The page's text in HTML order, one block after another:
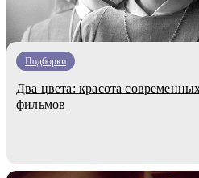
Подборки
Два цвета: красота
фильмов